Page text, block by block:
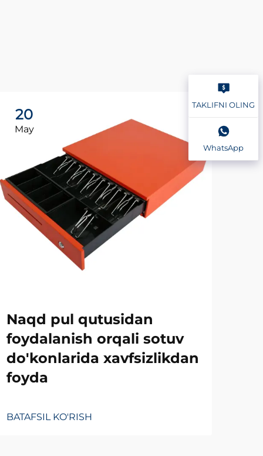
20
May
Naqd pul qutusidan
foydalanish orqali sotuv
do'konlarida xavfsizlikdan
foyda
BATAFSIL KO'RISH
TAKLIFNI OLING
WhatsApp